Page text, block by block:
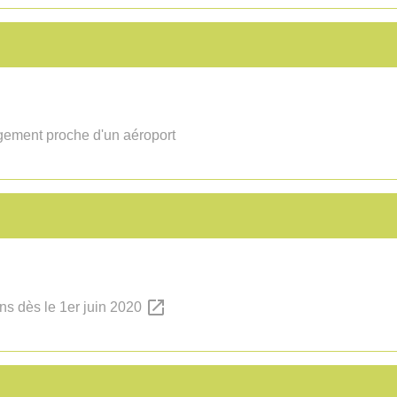
proche d'un aéroport
dès le 1er juin 2020 open_in_new